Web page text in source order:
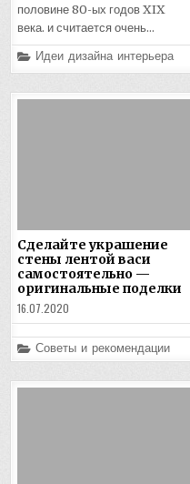
половине 80-ых годов XIX
века. и считается очень…
Posted
in
Идеи дизайна интерьера
Сделайте украшение
стены лентой васи
самостоятельно —
оригинальные поделки
16.07.2020
Posted
in
Советы и рекомендации